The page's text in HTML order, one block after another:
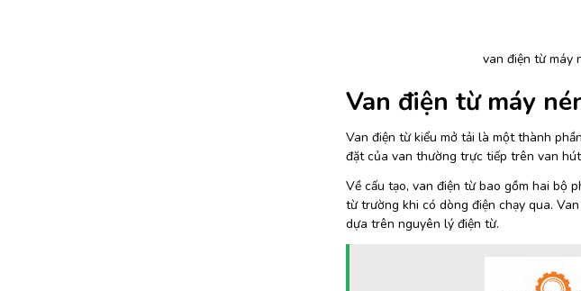
van điện từ máy
Van điện từ máy
Van điện từ kiểu mở tải là một thành
đặt của van thường trực tiếp trên van
Về cấu tạo, van điện từ bao gồm hai bộ
từ trường khi có dòng điện chạy qua.
dựa trên nguyên lý điện từ.